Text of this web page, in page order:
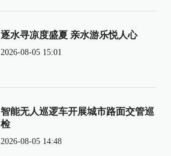
逐水寻凉度盛夏 亲水游乐悦人心
2026-08-05 15:01
智能无人巡逻车开展城市路面交管巡
检
2026-08-05 14:48